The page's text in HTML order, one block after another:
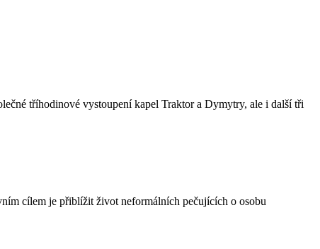
tříhodinové vystoupení kapel Traktor a Dymytry, ale i další tři
cílem je přiblížit život neformálních pečujících o osobu